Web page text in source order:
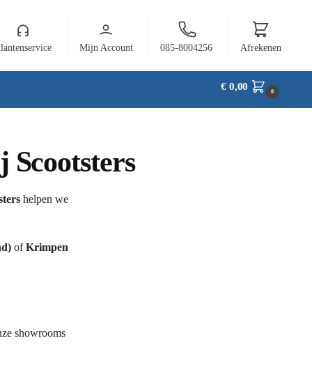
Mijn Account 085-8004256 Afrekenen
€0,00 0
Scootsters
helpen we
ofKrimpen
showrooms